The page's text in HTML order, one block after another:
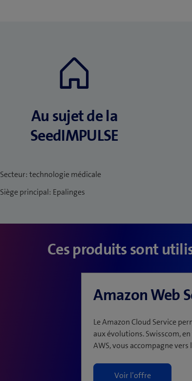
Au sujet de la
SeedIMPULSE
Secteur: technologie médicale
Siège principal: Epalinges
Ces produits sont
Amazon Web
Le Amazon Cloud Service
aux évolutions. Swisscom,
AWS, vous accompagne vers
Voir l’offre